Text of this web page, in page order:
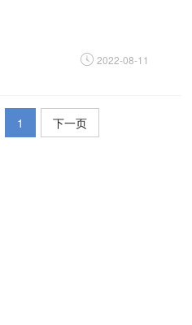
2022-08-11
1 下一页